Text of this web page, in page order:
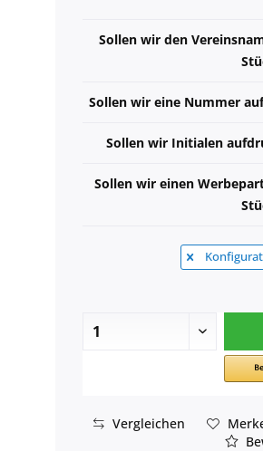
Sollen wir den
Sollen wir eine Nummer
Sollen wir Initialen
Sollen wir einen
Vergleichen